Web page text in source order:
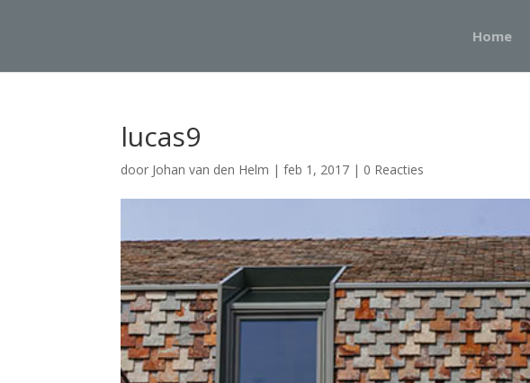
Home
lucas9
door Johan van den Helm |feb 1, 2017 | 0 Reacties